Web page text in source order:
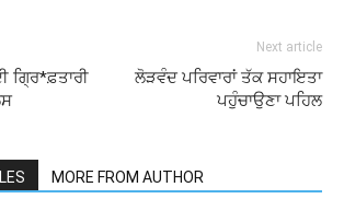
ਗ੍ਰਿ*ਫ਼ਤਾਰੀ
Next article
ਲੋੜਵੰਦ ਪਰਿਵਾਰਾਂ ਤੱਕ ਸਹਾਇਤਾ
ਪਹੁੰਚਾਉਣਾ ਪਹਿਲ
MORE FROM AUTHOR